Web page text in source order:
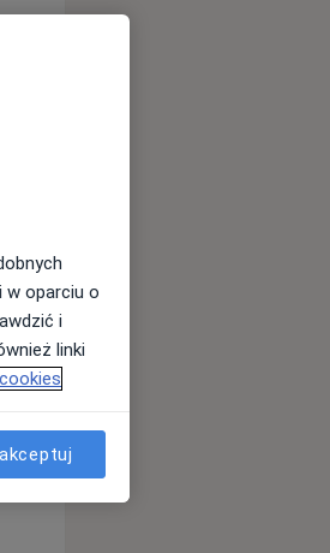
Śr,
12 Sie
w oparciu o
i
linki